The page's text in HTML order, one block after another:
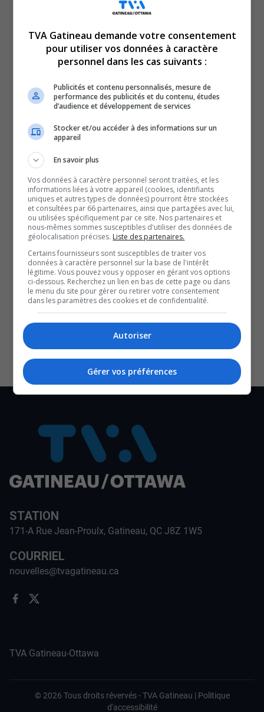
Dans le cadre d’une compétition de la Ligue de
diamant 2026, son temps de 22,41 s au 200 m
féminin lui a permis de signer sa meilleure
performance de la saison.
À lire aussi :
Une fin de semaine de rêve pour une sprinteuse
gatinoise
Athlétisme | Audrey Leduc défend ses deux titres
canadiens (2025)
l’Université du Michigan en 2027
X
SOUTENIR NOS MÉDIAS, C’EST PROTÉGER NOTRE
STATION
171-A Rue Jean-Proulx, Gatineau, QC J8Z 1W5
COURRIEL
nouvelles@tvagatineau.ca
TVA Gatineau-Ottawa
© 2026 Tous droits révervés -TVA Gatineau | Politique
d'accessibilité
TVA Gatineau demande votre consentement
pour utiliser vos données à caractère
personnel dans les cas suivants :
Publicités et contenu personnalisés, mesure de
performance des publicités et du contenu, études
d’audience et développement de services
Stocker et/ou accéder à des informations sur un
appareil
En savoir plus
Vos données à caractère personnel seront traitées, et les
informations liées à votre appareil (cookies, identifiants
uniques et autres types de données) pourront être stockées
et consultées par 66 partenaires, ainsi que partagées avec lui,
ou utilisées spécifiquement par ce site. Nos partenaires et
nous-mêmes sommes susceptibles d'utiliser des données de
géolocalisation précises. Liste des partenaires.
Certains fournisseurs sont susceptibles de traiter vos
données à caractère personnel sur la base de l'intérêt
légitime. Vous pouvez vous y opposer en gérant vos options
ci-dessous. Recherchez un lien en bas de cette page ou dans
le menu du site pour gérer ou retirer votre consentement
dans les paramètres des cookies et de confidentialité.
Autoriser
Gérer vos préférences